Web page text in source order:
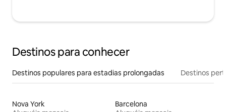
Destinos para conhecer
Destinos populares para estadias prolongadas Destinos
Nova York
Barcelona